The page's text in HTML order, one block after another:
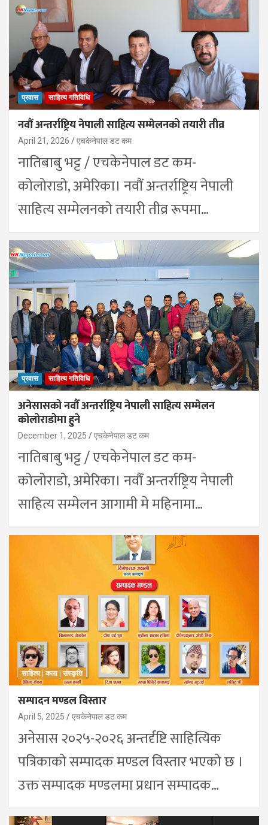
प्रवास साहित्य गतिविधि
नवौं अन्तर्राष्ट्रिय नेपाली साहित्य सम्मेलनको तयारी तीव्र
April 21, 2026 एचकेनेपाल डट कम
नातिबाबु भट्ट / एचकेनेपाल डट कम-
कोलोराडो, अमेरिका। नवौं अन्तर्राष्ट्रिय नेपाली
साहित्य सम्मेलनको तयारी तीव्र रूपमा…
प्रवास साहित्य गतिविधि
अनेसासको नवौँ अन्तर्राष्ट्रिय नेपाली साहित्य सम्मेलन
कोलोराडोमा हुने
December 1, 2025 एचकेनेपाल डट कम
नातिबाबु भट्ट / एचकेनेपाल डट कम-
कोलोराडो, अमेरिका। नवौँ अन्तर्राष्ट्रिय नेपाली
साहित्य सम्मेलन आगामी मे महिनामा…
साहित्य | कला | संस्कृति
सम्पादन मण्डल विस्तार
April 5, 2025 एचकेनेपाल डट कम
अनेसास २०२५-२०२६ अन्तर्दृष्टि साहित्यिक
पत्रिकाको सम्पादक मण्डल विस्तार भएको छ ।
उक्त सम्पादक मण्डलमा प्रधान सम्पादक…